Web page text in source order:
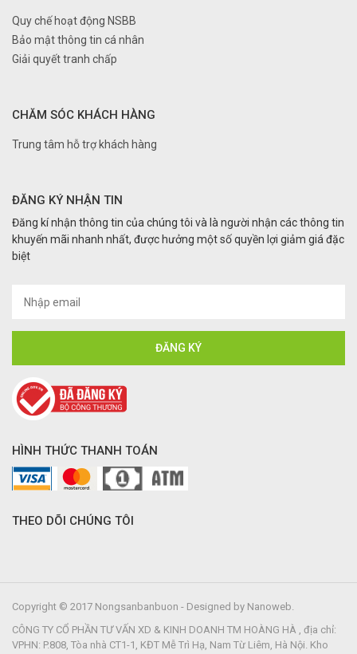
Quy chế hoạt động NSBB
Bảo mật thông tin cá nhân
Giải quyết tranh chấp
CHĂM SÓC KHÁCH HÀNG
Trung tâm hỗ trợ khách hàng
ĐĂNG KÝ NHẬN TIN
Đăng kí nhận thông tin của chúng tôi và là người nhận các thông tin
khuyến mãi nhanh nhất, được hưởng một số quyền lợi giảm giá đặc
biệt
HÌNH THỨC THANH TOÁN
THEO DÕI CHÚNG TÔI
Copyright © 2017 Nongsanbanbuon - Designed by Nanoweb.
CÔNG TY CỔ PHẦN TƯ VẤN XD & KINH DOANH TM HOÀNG HÀ , địa chỉ:
VPHN: P.808, Tòa nhà CT1-1, KĐT Mễ Trì Hạ, Nam Từ Liêm, Hà Nội. Kho